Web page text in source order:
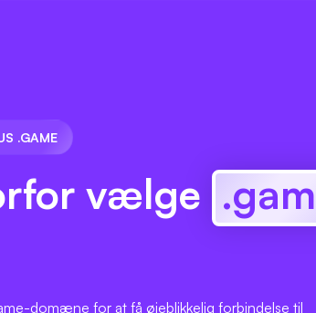
.GAME
vælge
domæne for at få øjeblikkelig forbindelse til